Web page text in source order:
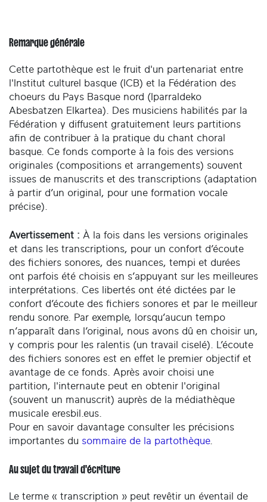
Remarque générale
Cette partothèque est le fruit d'un partenariat entre
l'Institut culturel basque (ICB) et la Fédération des
choeurs du Pays Basque nord (Iparraldeko
Abesbatzen Elkartea). Des musiciens habilités par la
Fédération y diffusent gratuitement leurs partitions
afin de contribuer à la pratique du chant choral
basque. Ce fonds comporte à la fois des versions
originales (compositions et arrangements) souvent
issues de manuscrits et des transcriptions (adaptation
à partir d’un original, pour une formation vocale
précise).
Avertissement : À la fois dans les versions originales
et dans les transcriptions, pour un confort d’écoute
des fichiers sonores, des nuances, tempi et durées
ont parfois été choisis en s’appuyant sur les meilleures
interprétations. Ces libertés ont été dictées par le
confort d’écoute des fichiers sonores et par le meilleur
rendu sonore. Par exemple, lorsqu’aucun tempo
n’apparaît dans l’original, nous avons dû en choisir un,
y compris pour les ralentis (un travail ciselé). L’écoute
des fichiers sonores est en effet le premier objectif et
avantage de ce fonds. Après avoir choisi une
partition, l'internaute peut en obtenir l'original
(souvent un manuscrit) auprès de la médiathèque
musicale eresbil.eus.
Pour en savoir davantage consulter les précisions
importantes du sommaire de la partothèque.
Au sujet du travail d'écriture
Le terme « transcription » peut revêtir un éventail de